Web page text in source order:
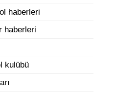
haberleri
haberleri
kulübü